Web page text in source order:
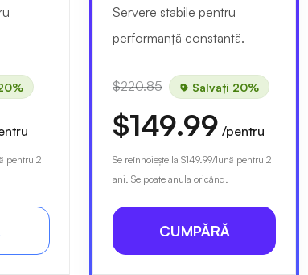
pentru 2
Servere stabile pentru
performanță constantă.
$220.85 Salvați 20%
$149.99 /pentru
Se reînnoiește la $149.99/lună pentru 2
ani. Se poate anula oricând.
CUMPĂRĂ